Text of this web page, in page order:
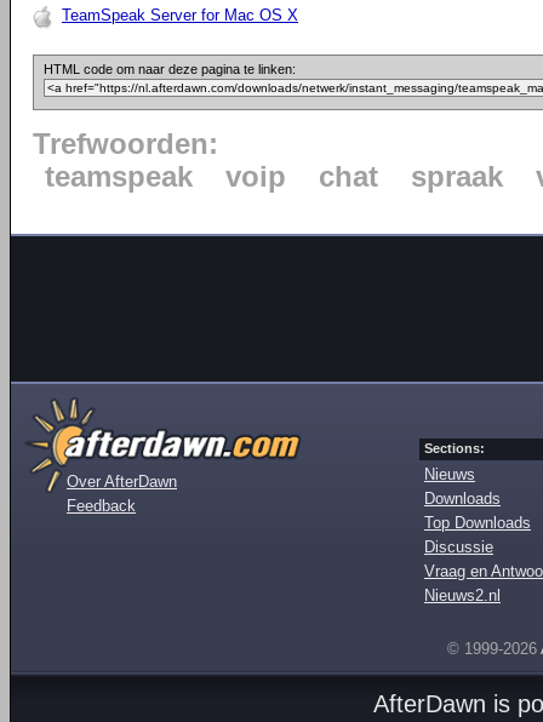
TeamSpeak Server for Mac OS X
HTML code om naar deze pagina te linken:
Trefwoorden:
teamspeak
voip chat spraak
Over AfterDawn
Feedback
Sections:
Nieuws
Downloads
Top Downloads
Discussie
Vraag en
Nieuws2.nl
© 1999-2026
AfterDawn is